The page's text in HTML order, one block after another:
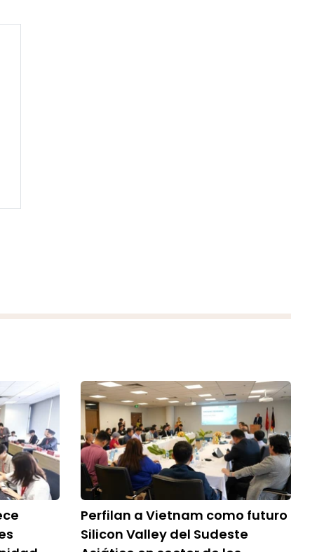
Perfilan a Vietnam como futuro
Silicon Valley del Sudeste